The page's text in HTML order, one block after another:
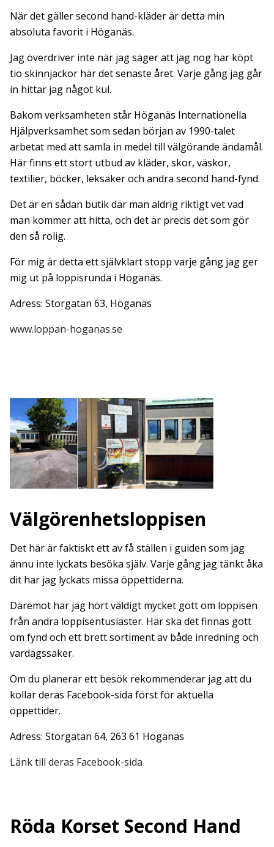
När det gäller second hand-kläder är detta min
absoluta favorit i Höganäs.
Jag överdriver inte när jag säger att jag nog har köpt
tio skinnjackor här det senaste året. Varje gång jag går
in hittar jag något kul.
Bakom verksamheten står Höganäs Internationella
Hjälpverksamhet som sedan början av 1990-talet
arbetat med att samla in medel till välgörande ändamål.
Här finns ett stort utbud av kläder, skor, väskor,
textilier, böcker, leksaker och andra second hand-fynd.
Det är en sådan butik där man aldrig riktigt vet vad
man kommer att hitta, och det är precis det som gör
den så rolig.
För mig är detta ett självklart stopp varje gång jag ger
mig ut på loppisrunda i Höganäs.
Adress: Storgatan 63, Höganäs
www.loppan-hoganas.se
Välgörenhetsloppisen
Det här är faktiskt ett av få ställen i guiden som jag
ännu inte lyckats besöka själv. Varje gång jag tänkt åka
dit har jag lyckats missa öppettiderna.
Däremot har jag hört väldigt mycket gott om loppisen
från andra loppisentusiaster. Här ska det finnas gott
om fynd och ett brett sortiment av både inredning och
vardagssaker.
Om du planerar ett besök rekommenderar jag att du
kollar deras Facebook-sida först för aktuella
öppettider.
Adress: Storgatan 64, 263 61 Höganäs
Länk till deras Facebook-sida
Röda Korset Second Hand